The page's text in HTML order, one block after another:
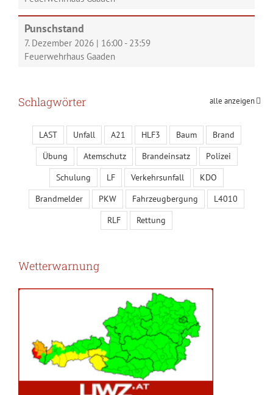
Punschstand
7. Dezember 2026 | 16:00 - 23:59
Feuerwehrhaus Gaaden
alle anzeigen
Schlagwörter
LAST Unfall A21 HLF3 Baum
Brand
Übung
Atemschutz Brandeinsatz
Polizei
Schulung
LF Verkehrsunfall
KDO
Brandmelder
PKW Fahrzeugbergung
L4010
RLF
Rettung
Wetterwarnung